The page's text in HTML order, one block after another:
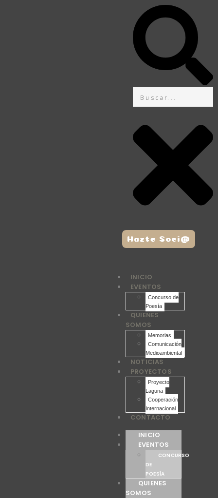
INICIO
EVENTOS
Concurso de
Poesía
QUIENES
SOMOS
Memorias
Comunicación
Medioambiental
NOTICIAS
PROYECTOS
Proyecto
Laguna
Cooperación
Internacional
CONTACTO
INICIO
EVENTOS
CONCURSO
DE
POESÍA
QUIENES
SOMOS
Hazte Soci@